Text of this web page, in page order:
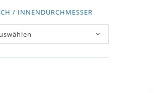
/ INNENDURCHMESSER